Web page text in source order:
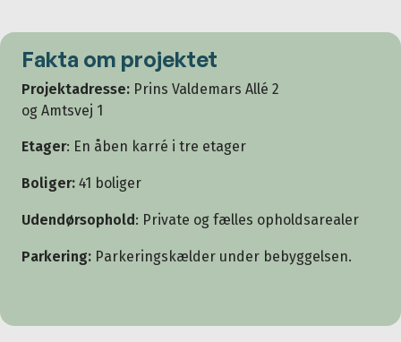
Fakta om projektet
Projektadresse: Prins Valdemars Allé 2
og Amtsvej 1
Etager: En åben karré i tre etager
Boliger: 41 boliger
Udendørsophold: Private og fælles opholdsarealer
Parkering: Parkeringskælder under bebyggelsen.